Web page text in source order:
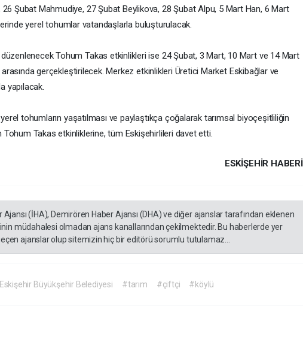
Şubat Mahmudiye, 27 Şubat Beylikova, 28 Şubat Alpu, 5 Mart Han, 6 Mart
yerel tohumlar vatandaşlarla buluşturulacak.
Tohum Takas etkinlikleri ise 24 Şubat, 3 Mart, 10 Mart ve 14 Mart
gerçekleştirilecek. Merkez etkinlikleri Üretici Market Eskibağlar ve
yapılacak.
tohumların yaşatılması ve paylaştıkça çoğalarak tarımsal biyoçeşitliliğin
Tohum Takas etkinliklerine, tüm Eskişehirlileri davet etti.
ESKIŞEHIR HABERİ
(İHA), Demirören Haber Ajansı (DHA) ve diğer ajanslar tarafından eklenen
müdahalesi olmadan ajans kanallarından çekilmektedir. Bu haberlerde yer
ajanslar olup sitemizin hiç bir editörü sorumlu tutulamaz...
Büyükşehir Belediyesi #tarım #çiftçi #köylü